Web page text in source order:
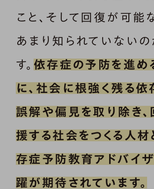
こと、そして回復が可能
あまり知られていない
す。 依存症の予防を進め
に、社会に根強く残る依
誤解や偏見を取り除き、
援する社会をつくる人材
存症予防教育アドバイ
躍が期待されています。